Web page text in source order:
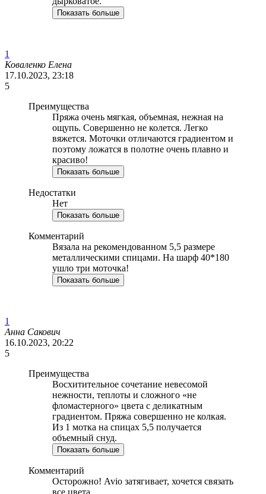
Показать больше
1
Коваленко Елена
17.10.2023, 23:18
5
Преимущества
Пряжа очень мягкая, объемная, нежная на
ощупь. Совершенно не колется. Легко
вяжется. Моточки отличаются градиентом и
поэтому ложатся в полотне очень плавно и
красиво!
Показать больше
Недостатки
Нет
Показать больше
Комментарий
Вязала на рекомендованном 5,5 размере
металлическими спицами. На шарф 40*180
ушло три моточка!
Показать больше
1
Анна Сакович
16.10.2023, 20:22
5
Преимущества
Восхитительное сочетание невесомой
нежности, теплоты и сложного «не
фломастерного» цвета с деликатным
градиентом. Пряжа совершенно не колкая.
Из 1 мотка на спицах 5,5 получается
объемный снуд.
Показать больше
Комментарий
Осторожно! Avio затягивает, хочется связать